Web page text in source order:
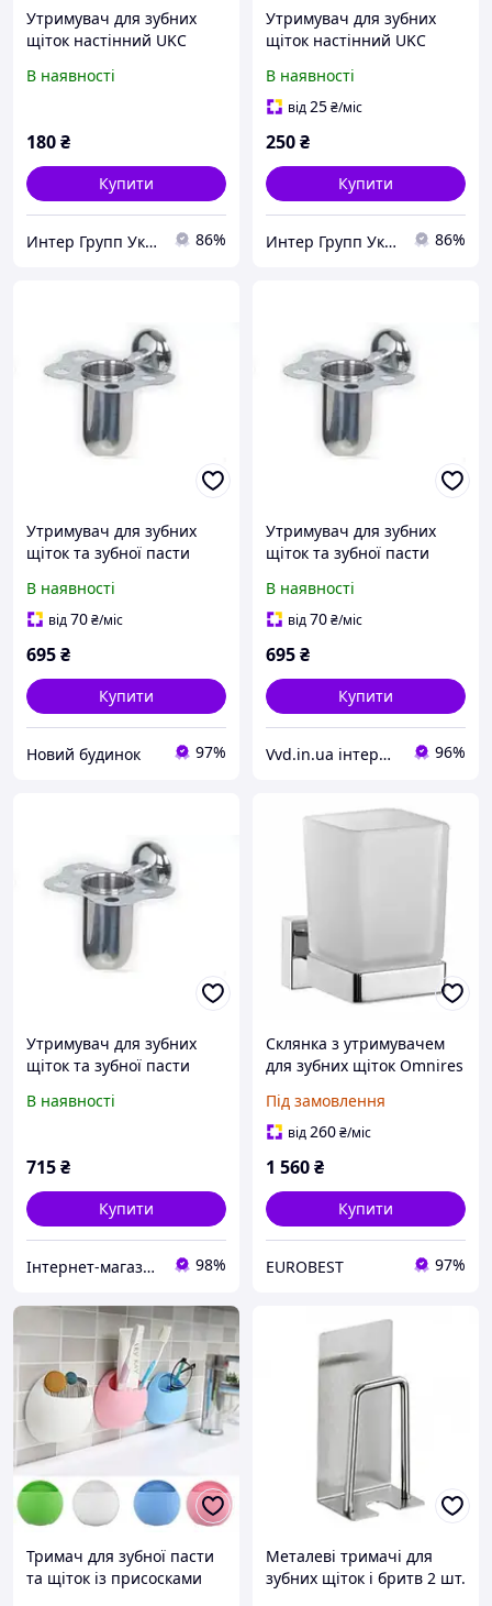
Утримувач для зубних
щіток настінний UKC
на трьох присосках
В наявності
180₴
Купити
Интер Групп Украина 86%
Утримувач для зубних
щіток настінний UKC
Кішечки на трьох
присосках Блакитний
В наявності
від25₴/міс
250₴
Купити
Интер Групп Украина 86%
Утримувач для зубних
щіток та зубної пасти
В наявності
від70₴/міс
695₴
Купити
Новий будинок 97%
Утримувач для зубних
щіток та зубної пасти
В наявності
від70₴/міс
695₴
Купити
Vvd.in.ua інтернет-магазин «Все до Дому» 96%
Утримувач для зубних
щіток та зубної пасти
В наявності
715₴
Купити
Інтернет-магазин Господиня 98%
Склянка з утримувачем
для зубних щіток Omnires
Під замовлення
від260₴/міс
1 560₴
Купити
EUROBEST 97%
Тримач для зубної пасти
та щіток із присосками
Металеві тримачі для
зубних щіток і бритв 2 шт.